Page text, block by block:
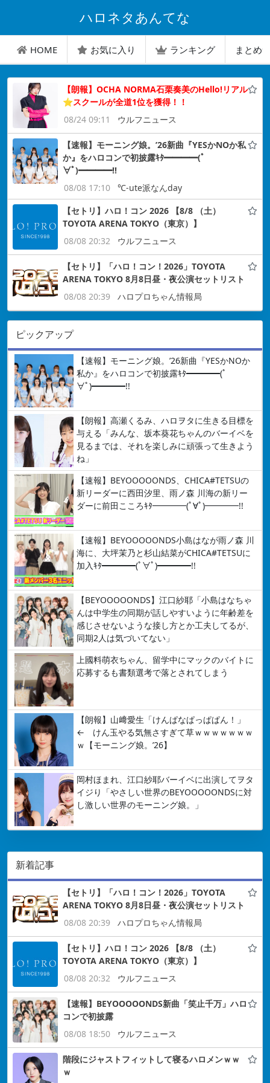
ハロネタあんてな
HOME お気に入り ランキング まとめ
【朗報】OCHA NORMA石栗奏美のHello!リアル
⭐︎スクールが全道1位を獲得！！
08/24 09:11
ウルフニュース
【速報】モーニング娘。’26新曲『YESかNOか私
か』をハロコンで初披露ｷﾀ━━━━(ﾟ
∀ﾟ)━━━━!!
08/08 17:10
℃-ute派なんday
【セトリ】ハロ！コン 2026 【8/8 （土）
TOYOTA ARENA TOKYO（東京）】
08/08 20:32
ウルフニュース
【セトリ】「ハロ！コン！2026」TOYOTA
ARENA TOKYO 8月8日昼・夜公演セットリスト
08/08 20:39
ハロプロちゃん情報局
ピックアップ
【速報】モーニング娘。’26新曲『YESかNOか
私か』をハロコンで初披露ｷﾀ━━━━(ﾟ
∀ﾟ)━━━━!!
【朗報】高瀬くるみ、ハロヲタに生きる目標を
与える「みんな、坂本葵花ちゃんのバーイベを
見るまでは、それを楽しみに頑張って生きよう
ね」
【速報】BEYOOOOONDS、CHICA#TETSUの
新リーダーに西田汐里、雨ノ森 川海の新リー
ダーに前田こころｷﾀ━━━━(ﾟ∀ﾟ)━━━━!!
【速報】BEYOOOOONDS小島はなが雨ノ森 川
海に、大坪茉乃と杉山結菜がCHICA#TETSUに
加入ｷﾀ━━━━(ﾟ∀ﾟ)━━━━!!
【BEYOOOOONDS】江口紗耶「小島はなちゃ
んは中学生の同期が話しやすいように年齢差を
感じさせないような接し方とか工夫してるが、
同期2人は気づいてない」
上國料萌衣ちゃん、留学中にマックのバイトに
応募するも書類選考で落とされてしまう
【朗報】山﨑愛生「けんぱなぱっぱぱん！」
← けん玉やる気無さすぎて草ｗｗｗｗｗｗｗ
ｗ【モーニング娘。’26】
岡村ほまれ、江口紗耶バーイベに出演してヲタ
イジり「やさしい世界のBEYOOOOONDSに対
し激しい世界のモーニング娘。」
新着記事
【セトリ】「ハロ！コン！2026」TOYOTA
ARENA TOKYO 8月8日昼・夜公演セットリスト
08/08 20:39
ハロプロちゃん情報局
【セトリ】ハロ！コン 2026 【8/8 （土）
TOYOTA ARENA TOKYO（東京）】
08/08 20:32
ウルフニュース
【速報】BEYOOOOONDS新曲「笑止千万」ハロ
コンで初披露
08/08 18:50
ウルフニュース
階段にジャストフィットして寝るハロメンｗｗ
ｗ